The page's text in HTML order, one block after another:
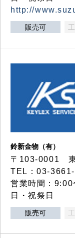
http://
販売可
鈴新金物（有）
〒103-0001 東
TEL：03-
営業時間：
日・祝祭日
販売可